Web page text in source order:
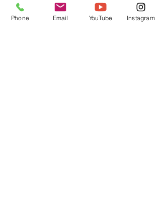
כרטיסים Phone Email YouTube Instagram